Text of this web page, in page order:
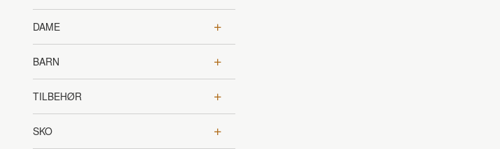
DAME
BARN
TILBEHØR
SKO